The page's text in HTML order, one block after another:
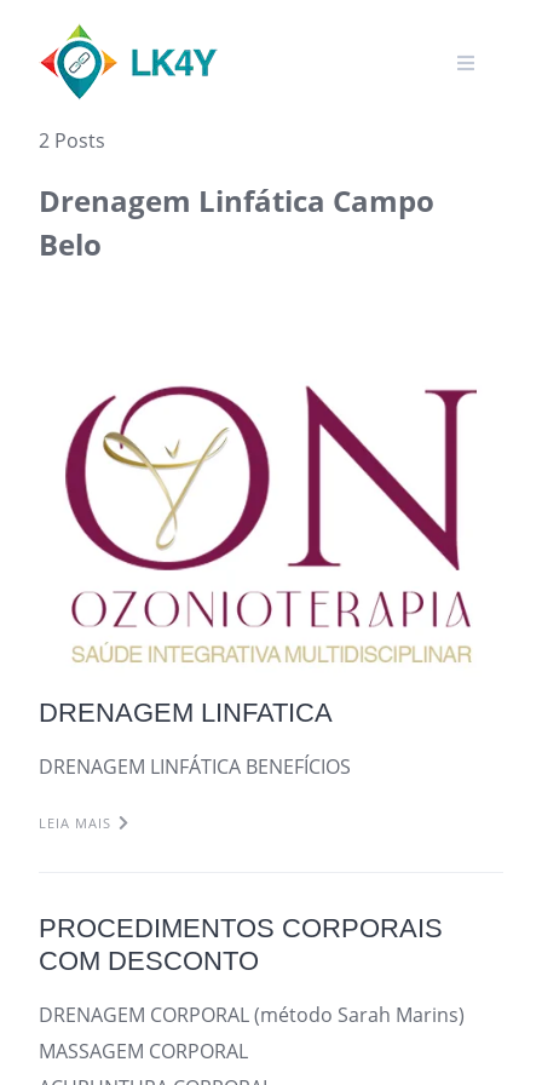
content
2 Posts
Drenagem Linfática Campo
Belo
DRENAGEM LINFATICA
DRENAGEM LINFÁTICA BENEFÍCIOS
LEIA MAIS
PROCEDIMENTOS CORPORAIS
COM DESCONTO
DRENAGEM CORPORAL (método Sarah Marins)
MASSAGEM CORPORAL